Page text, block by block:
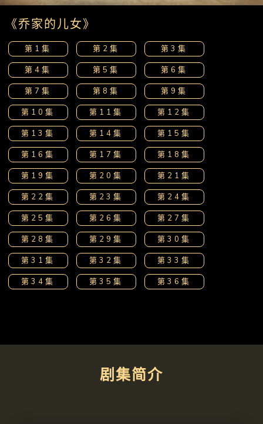
《乔家的儿女》
第1集 第2集
第3集
第4集
第5集
第6集
第7集
第8集
第9集
第10集
第11集
第12集
第13集
第14集
第15集
第16集
第17集
第18集
第19集
第20集
第21集
第22集
第23集
第24集
第25集
第26集
第27集
第28集
第29集
第30集
第31集
第32集
第33集
第34集
第35集 第36集
剧集简介